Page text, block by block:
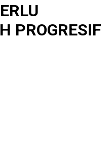
PROGRESIF